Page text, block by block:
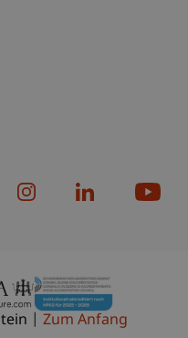
Verzeichnis
Zum Anfang